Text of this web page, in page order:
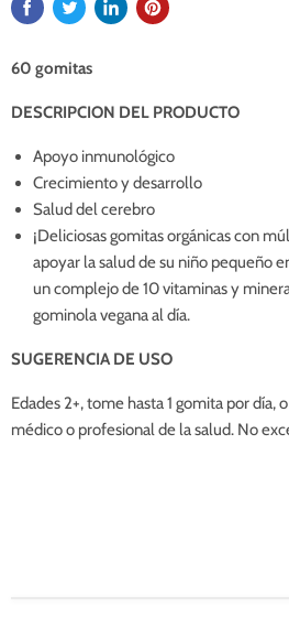
60 gomitas
DESCRIPCION DEL PRODUCTO
Apoyo inmunológico
Crecimiento y desarrollo
Salud del cerebro
¡Deliciosas gomitas orgánicas con
apoyar la salud de su niño pequeño
un complejo de 10 vitaminas y
gominola vegana al día.
SUGERENCIA DE USO
Edades 2+, tome hasta 1 gomita por día,
médico o profesional de la salud. No